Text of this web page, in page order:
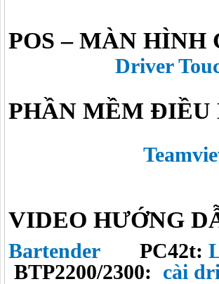
POS – MÀN
Driver
PHẦN MỀM
VIDEO HƯỚNG
Bartender PC42t:
BTP2200/2300: cài